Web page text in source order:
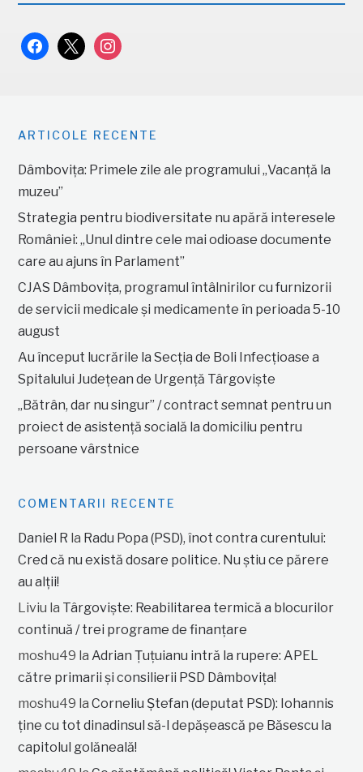
facebook
x instagram
ARTICOLE RECENTE
Dâmbovița: Primele zile ale programului „Vacanță la
muzeu”
Strategia pentru biodiversitate nu apără interesele
României: „Unul dintre cele mai odioase documente
care au ajuns în Parlament”
CJAS Dâmbovița, programul întâlnirilor cu furnizorii
de servicii medicale și medicamente în perioada 5-10
august
Au început lucrările la Secția de Boli Infecțioase a
Spitalului Județean de Urgență Târgoviște
„Bătrân, dar nu singur” / contract semnat pentru un
proiect de asistență socială la domiciliu pentru
persoane vârstnice
COMENTARII RECENTE
Daniel R la Radu Popa (PSD), înot contra curentului:
Cred că nu există dosare politice. Nu știu ce părere
au alții!
Liviu la Târgoviște: Reabilitarea termică a blocurilor
continuă / trei programe de finanțare
moshu49 laAdrian Țuțuianu intră la rupere: APEL
către primarii și consilierii PSD Dâmbovița!
moshu49 laCorneliu Ștefan (deputat PSD): Iohannis
ține cu tot dinadinsul să-l depășească pe Băsescu la
capitolul golăneală!